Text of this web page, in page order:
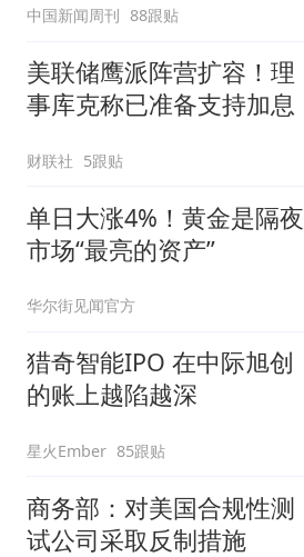
中国新闻周刊 88跟贴
美联储鹰派阵营扩容！理
事库克称已准备支持加息
财联社 5跟贴
单日大涨4%！黄金是隔夜
市场“最亮的资产”
华尔街见闻官方
猎奇智能IPO 在中际旭创
的账上越陷越深
星火Ember 85跟贴
商务部：对美国合规性测
试公司采取反制措施